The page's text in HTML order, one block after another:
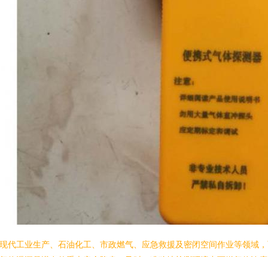
代工业生产、石油化工、市政燃气、应急救援及密闭空间作业等领域